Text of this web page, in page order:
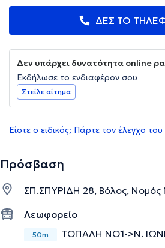
ΔΕΣ ΤΟ
Δεν υπάρχει δυνατότητα online
Εκδήλωσε το ενδιαφέρον σου
Στείλε αίτημα
Είστε ο ειδικός; Πάρτε τον έλεγχο
Πρόσβαση
ΣΠ.ΣΠΥΡΙΔΗ 28, Βόλος, Νομός
Λεωφορείο
50m ΤΟΠΑΛΗ ΝΟ1->Ν.